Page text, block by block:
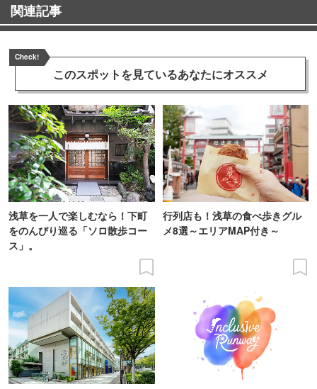
関連記事
Check!
このスポットを見ているあなたにオススメ
浅草を一人で楽しむなら！下町
をのんびり巡る「ソロ散歩コー
ス」。
行列店も！浅草の食べ歩きグル
メ8選～エリアMAP付き～